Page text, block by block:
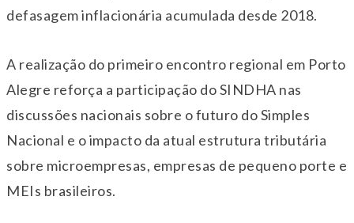
defasagem inflacionária acumulada desde 2018.
A realização do primeiro encontro regional em Porto
Alegre reforça a participação do SINDHA nas
discussões nacionais sobre o futuro do Simples
Nacional e o impacto da atual estrutura tributária
sobre microempresas, empresas de pequeno porte e
MEIs brasileiros.